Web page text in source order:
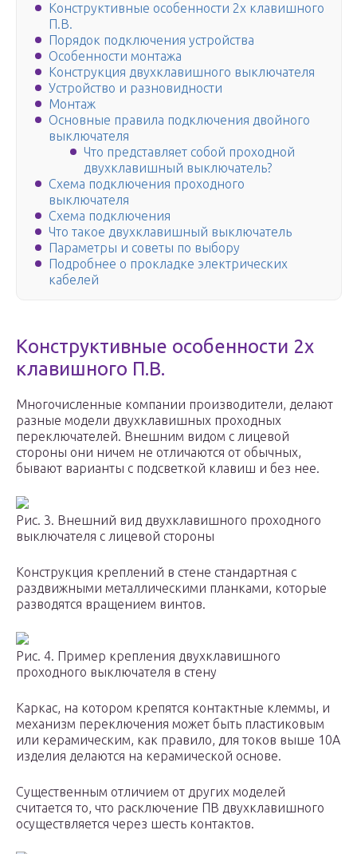
Конструктивные особенности 2х клавишного
П.В.
Порядок подключения устройства
Особенности монтажа
Конструкция двухклавишного выключателя
Устройство и разновидности
Монтаж
Основные правила подключения двойного
выключателя
Что представляет собой проходной
двухклавишный выключатель?
Схема подключения проходного
выключателя
Схема подключения
Что такое двухклавишный выключатель
Параметры и советы по выбору
Подробнее о прокладке электрических
кабелей
Конструктивные особенности 2х
клавишного П.В.
Многочисленные компании производители, делают
разные модели двухклавишных проходных
переключателей. Внешним видом с лицевой
стороны они ничем не отличаются от обычных,
бывают варианты с подсветкой клавиш и без нее.
Рис. 3. Внешний вид двухклавишного проходного
выключателя с лицевой стороны
Конструкция креплений в стене стандартная с
раздвижными металлическими планками, которые
разводятся вращением винтов.
Рис. 4. Пример крепления двухклавишного
проходного выключателя в стену
Каркас, на котором крепятся контактные клеммы, и
механизм переключения может быть пластиковым
или керамическим, как правило, для токов выше 10А
изделия делаются на керамической основе.
Существенным отличием от других моделей
считается то, что расключение ПВ двухклавишного
осуществляется через шесть контактов.